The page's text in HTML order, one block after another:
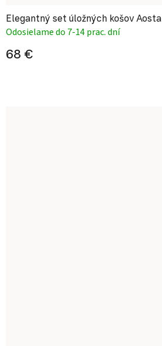
Elegantný set úložných košov Aosta
Odosielame do 7-14 prac. dní
68 €